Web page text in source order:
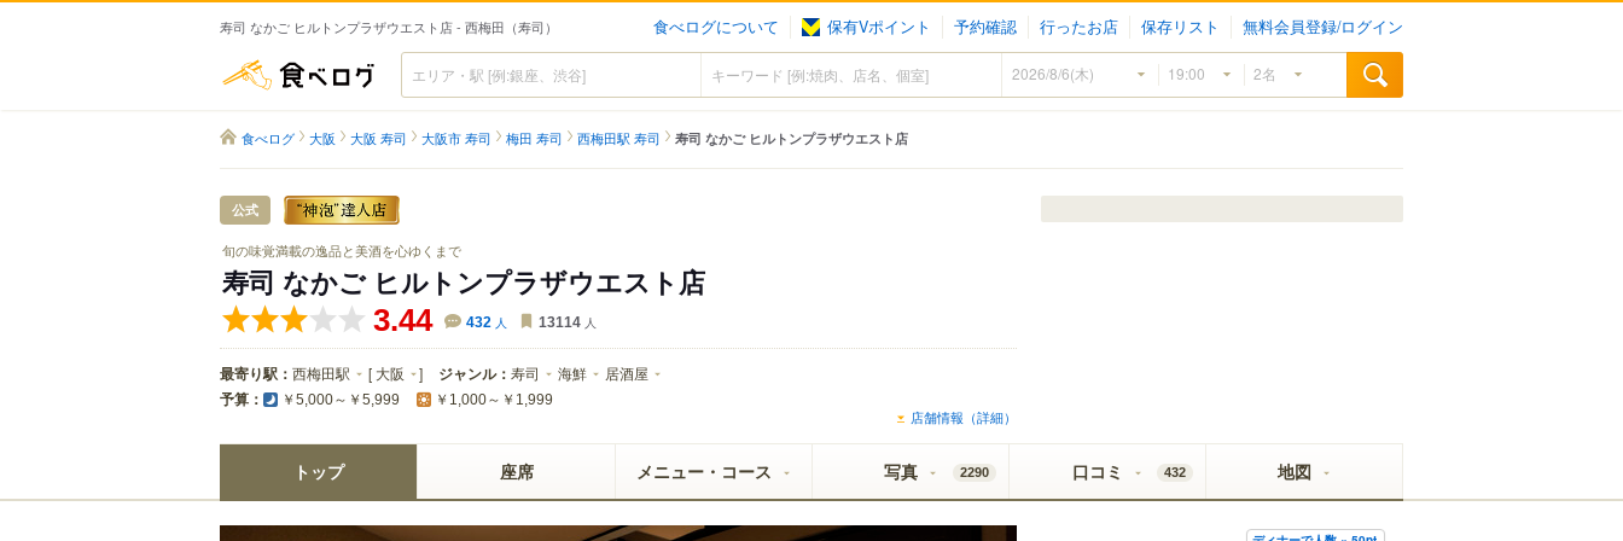
寿司 なかご ヒルトンプラザウエスト店 - 西梅田（寿司） 食べログについて 保有Vポイント 予約確認 行ったお店 保存リスト 無料会員登録/ログイン
食べログ
食べログ 大阪 大阪 寿司 大阪市 寿司 梅田 寿司 西梅田駅 寿司 寿司 なかご ヒルトンプラザウエスト店
公式
旬の味覚満載の逸品と美酒を心ゆくまで
寿司 なかご ヒルトンプラザウエスト店
3.44 432 人 13114 人
最寄り駅： 西梅田駅 [ 大阪 ] ジャンル： 寿司 海鮮 居酒屋
予算： ￥5,000～￥5,999 ￥1,000～￥1,999
店舗情報（詳細）
トップ 座席 メニュー・コース 写真 2290 口コミ 432 地図